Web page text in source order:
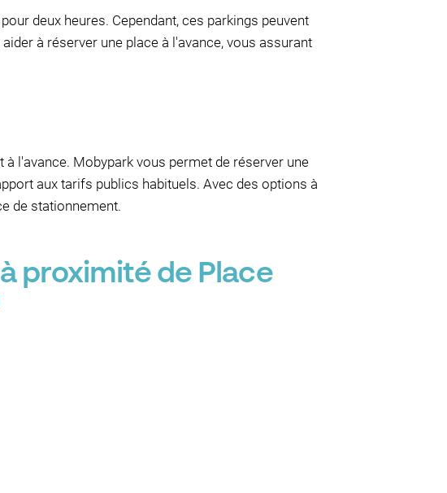
deux heures. Cependant, ces parkings peuvent
à réserver une place à l'avance, vous assurant
l'avance. Mobypark vous permet de réserver une
aux tarifs publics habituels. Avec des options à
de stationnement.
proximité de Place